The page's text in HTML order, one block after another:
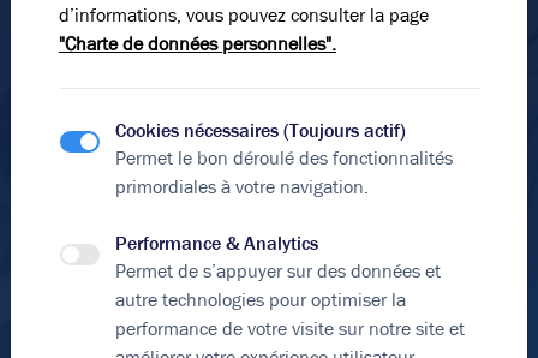
N° de téléphone*
Message
En soumettant ce formulaire, j'accepte que les
d’informations, vous pouvez consulter la page
"Charte de données personnelles".
Cookies nécessaires (Toujours actif)
Permet le bon déroulé des fonctionnalités
primordiales à votre navigation.
Performance & Analytics
Permet de s’appuyer sur des données et
autre technologies pour optimiser la
performance de votre visite sur notre site et